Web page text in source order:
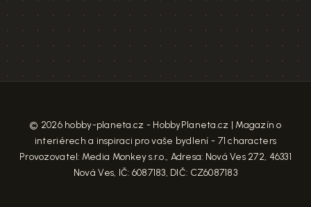
© 2026 hobby-planeta.cz - HobbyPlaneta.cz | Magazín o
interiérech a inspiraci pro vaše bydlení - 71 characters
Provozovatel: Media Monkey s.r.o., Adresa: Nová Ves 272, 46331
Nová Ves, IČ: 6087183, DIČ: CZ6087183